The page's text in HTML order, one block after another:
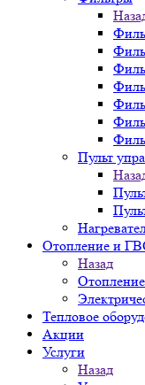
Пульт
Отопление и
Назад
Тепловое
Акции
Услуги
Назад